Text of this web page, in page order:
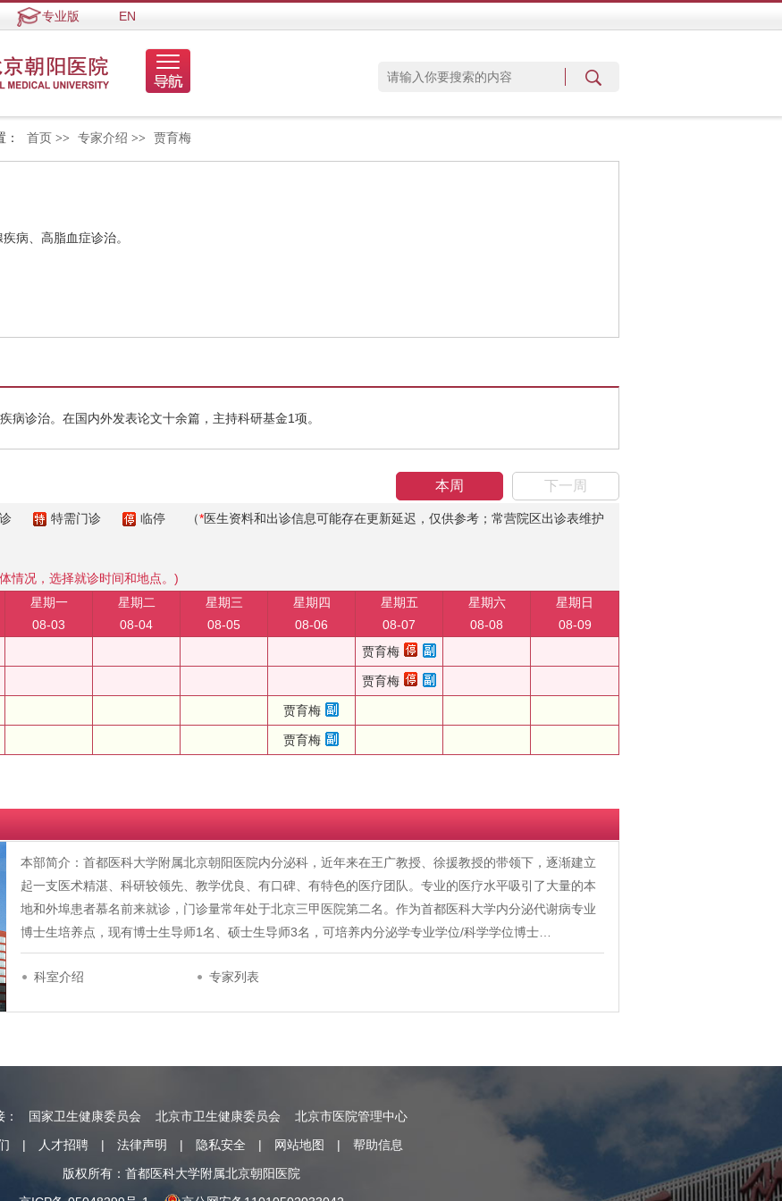
专业版 EN
： 首页 >> 专家介绍 >> 贾育梅
病、高脂血症诊治。
诊治。在国内外发表论文十余篇，主持科研基金1项。
本周 下一周
特需门诊 临停 （*医生资料和出诊信息可能存在更新延迟，仅供参考；常营院区出诊表维护
情况，选择就诊时间和地点。)
星期一
08-03
星期二
08-04
星期三
08-05
星期四
08-06
星期五
08-07
星期六
08-08
星期日
08-09
贾育梅
贾育梅
贾育梅
贾育梅
本部简介：首都医科大学附属北京朝阳医院内分泌科，近年来在王广教授、徐援教授的带领下，逐渐建立
起一支医术精湛、科研较领先、教学优良、有口碑、有特色的医疗团队。专业的医疗水平吸引了大量的本
地和外埠患者慕名前来就诊，门诊量常年处于北京三甲医院第二名。作为首都医科大学内分泌代谢病专业
博士生培养点，现有博士生导师1名、硕士生导师3名，可培养内分泌学专业学位/科学学位博士…
科室介绍 专家列表
： 国家卫生健康委员会 北京市卫生健康委员会
北京市医院管理中心
| 人才招聘 | 法律声明 | 隐私安全 | 网站地图 |
帮助信息
版权所有：首都医科大学附属北京朝阳医院